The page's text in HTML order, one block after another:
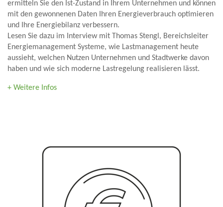
ermitteln Sie den Ist-Zustand in Ihrem Unternehmen und können
mit den gewonnenen Daten Ihren Energieverbrauch optimieren
und Ihre Energiebilanz verbessern.
Lesen Sie dazu im Interview mit Thomas Stengl, Bereichsleiter
Energiemanagement Systeme, wie Lastmanagement heute
aussieht, welchen Nutzen Unternehmen und Stadtwerke davon
haben und wie sich moderne Lastregelung realisieren lässt.
+ Weitere Infos